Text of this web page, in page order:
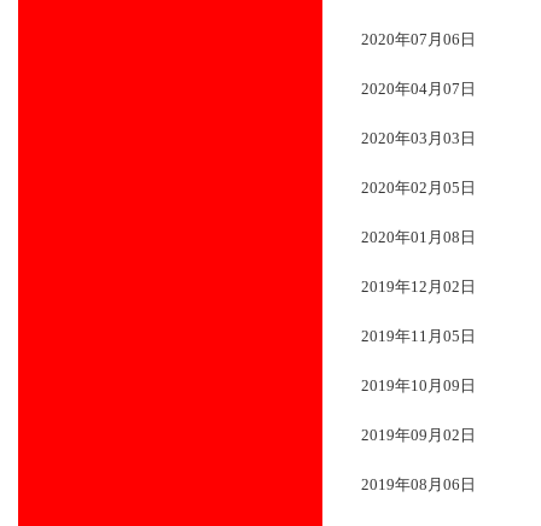
2020年07月06日
2020年04月07日
2020年03月03日
2020年02月05日
2020年01月08日
2019年12月02日
2019年11月05日
2019年10月09日
2019年09月02日
2019年08月06日